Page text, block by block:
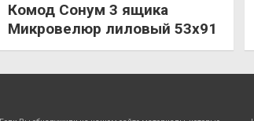
Комод Сонум 3 ящика
Микровелюр лиловый 53х91